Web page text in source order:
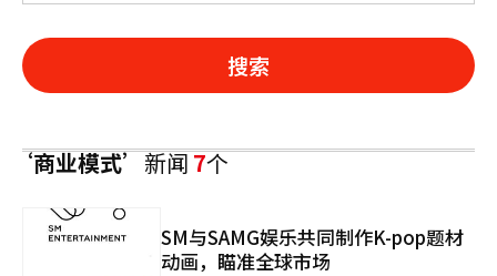
搜索
‘商业模式’新闻7个
SM与SAMG娱乐共同制作K-pop题材
动画，瞄准全球市场